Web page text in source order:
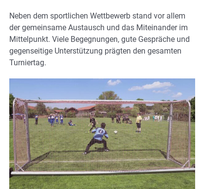
Neben dem sportlichen Wettbewerb stand vor allem
der gemeinsame Austausch und das Miteinander im
Mittelpunkt. Viele Begegnungen, gute Gespräche und
gegenseitige Unterstützung prägten den gesamten
Turniertag.